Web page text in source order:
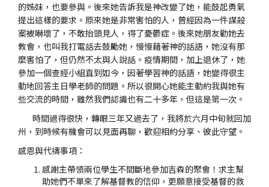
的姊妹，也要參與。後來她告訴我是神改變了她，能鼓起勇氣
提出這樣的要求。原來她是非常害怕的人，曾經因為一件謀殺
案被嚇壞了，不敢抬頭見人，得了憂鬱症。後來她朋友勸她去
教會，也叫我打電話去鼓勵她，慢慢藉著神的話語，她沒有那
麼害怕了，但仍然不太與人說話。疫情期間，加上退休了，她
參加一個查經小組直到如今，因著學習神的話語，她變得很主
動地回答主日學老師的問題。所以很開心她能主動約我與她有
些交流的時間，雖然我們認識也有二十多年，但這是第一次。
時間過得很快，轉眼三年又過去了，我將於六月中旬就回加
州，到時候有機會可以見面再聊，歡迎相約分享、彼此守望。
感恩與代禱事項：
感謝主帶領兩位學生不間斷地參加吉森的聚會！求主幫
助她們不單來了解基督教的信仰，更願意接受基督的救